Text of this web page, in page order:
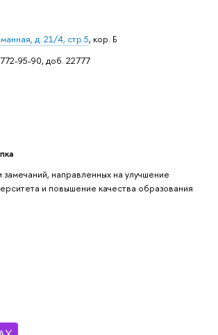
д. 21/4, стр.5, кор. Б
95-90, доб. 22777
направленных на улучшение
и повышение качества образования